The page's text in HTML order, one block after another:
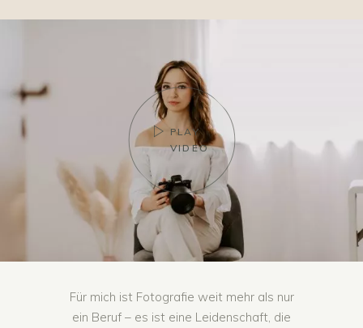
PLAY
VIDEO
Für mich ist Fotografie weit mehr als nur
ein Beruf – es ist eine Leidenschaft, die